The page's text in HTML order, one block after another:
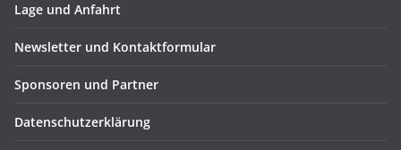
Lage und Anfahrt
Newsletter und Kontaktformular
Sponsoren und Partner
Datenschutzerklärung